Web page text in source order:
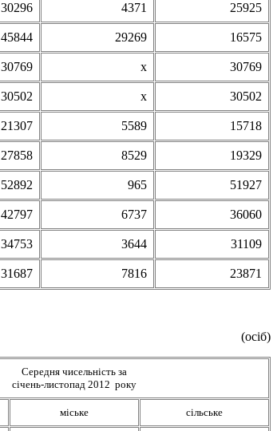
30296 4371 25925
45844 29269 16575
30769 х 30769
30502 х 30502
21307 5589 15718
27858 8529 19329
52892 965 51927
42797 6737 36060
34753 3644 31109
31687 7816 23871
(осіб)
Середня чисельність за
січень-листопад 2012 року
міське сільське